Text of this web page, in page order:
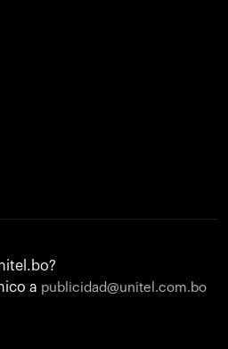
a publicidad@unitel.com.bo